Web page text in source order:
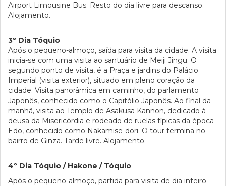
Airport Limousine Bus. Resto do dia livre para descanso.
Alojamento.
3º Dia Tóquio
Após o pequeno-almoço, saída para visita da cidade. A visita
inicia-se com uma visita ao santuário de Meiji Jingu. O
segundo ponto de visita, é a Praça e jardins do Palácio
Imperial (visita exterior), situado em pleno coração da
cidade. Visita panorâmica em caminho, do parlamento
Japonês, conhecido como o Capitólio Japonês. Ao final da
manhã, visita ao Templo de Asakusa Kannon, dedicado à
deusa da Misericórdia e rodeado de ruelas típicas da época
Edo, conhecido como Nakamise-dori. O tour termina no
bairro de Ginza. Tarde livre. Alojamento.
4º Dia Tóquio / Hakone / Tóquio
Após o pequeno-almoço, partida para visita de dia inteiro